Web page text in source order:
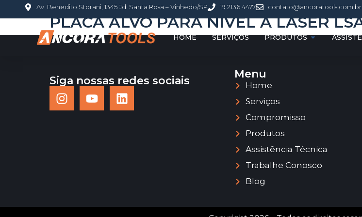
Av. Benedito Storani, 1345 Jd. Santa Rosa – Vinhedo/SP 19 2136 4477 contato@ancoratools.com.br
HOME SERVIÇOS PRODUTOS
PLACA ALVO PARA NIVEL A LASER
Siga nossas redes sociais
Menu
Home
Serviços
Compromisso
Produtos
Assistência Técnica
Trabalhe Conosco
Blog